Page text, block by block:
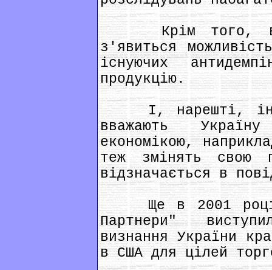
Крім того, в
з'явиться
існуючих
продукцію.
І, нарешті,
вважають
економікою,
теж змінять свою
відзначається в
Ще в 2001 році
Партнери"
визнання України
в США для цілей